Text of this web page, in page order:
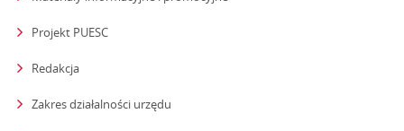
Projekt PUESC
Redakcja
Zakres działalności urzędu